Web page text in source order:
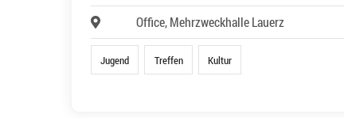
Office, Mehrzweckhalle Lauerz
Jugend Treffen Kultur